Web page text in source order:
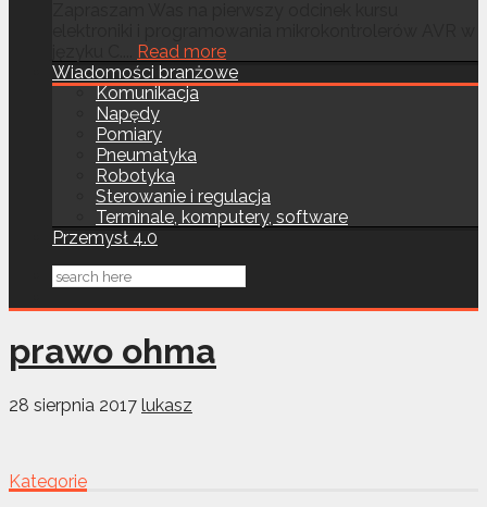
Read more
Wiadomości branżowe
Komunikacja
Napędy
Pomiary
Pneumatyka
Robotyka
Sterowanie i regulacja
Terminale, komputery, software
Przemysł 4.0
prawo ohma
28 sierpnia 2017 lukasz
Kategorie